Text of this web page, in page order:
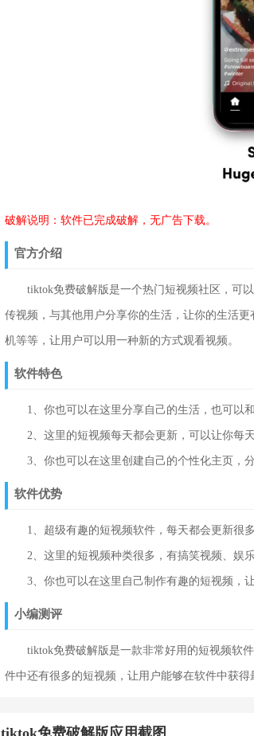
破解说明：软件已完成破解，无广告下载。
官方介绍
tiktok免费破解版是一个热门短视频社区，可以
传视频，与其他用户分享你的生活，让你的生活
机等等，让用户可以用一种新的方式观看视频。
软件特色
1、你也可以在这里分享自己的生活，也可以
2、这里的短视频每天都会更新，可以让你每
3、你也可以在这里创建自己的个性化主页，分
软件优势
1、超级有趣的短视频软件，每天都会更新很
2、这里的短视频种类很多，有搞笑视频、娱
3、你也可以在这里自己制作有趣的短视频，让
小编测评
tiktok免费破解版是一款非常好用的短视频软件
件中还有很多的短视频，让用户能够在软件中获
tiktok免费破解版应用截图